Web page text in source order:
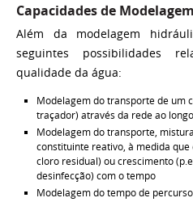
Capacidades de
Além da modelagem
seguintes possibilidades
qualidade da água:
Modelagem do transporte de um
traçador) através da rede ao
Modelagem do transporte,
constituinte reativo, à medida
cloro residual) ou crescimento
desinfecção) com o tempo
Modelagem do tempo de